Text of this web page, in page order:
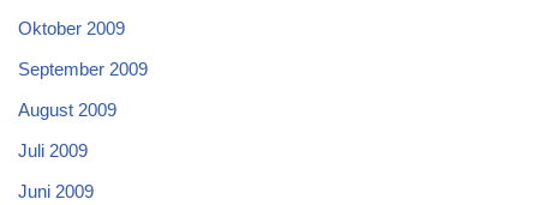
Oktober 2009
September 2009
August 2009
Juli 2009
Juni 2009